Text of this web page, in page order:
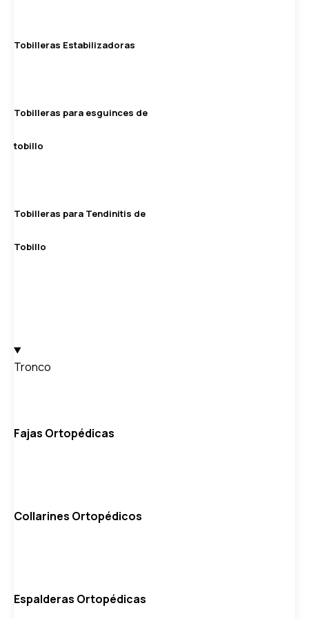
Tobilleras Estabilizadoras
Tobilleras para esguinces de
tobillo
Tobilleras para Tendinitis de
Tobillo
Tronco
Fajas Ortopédicas
Collarines Ortopédicos
Espalderas Ortopédicas